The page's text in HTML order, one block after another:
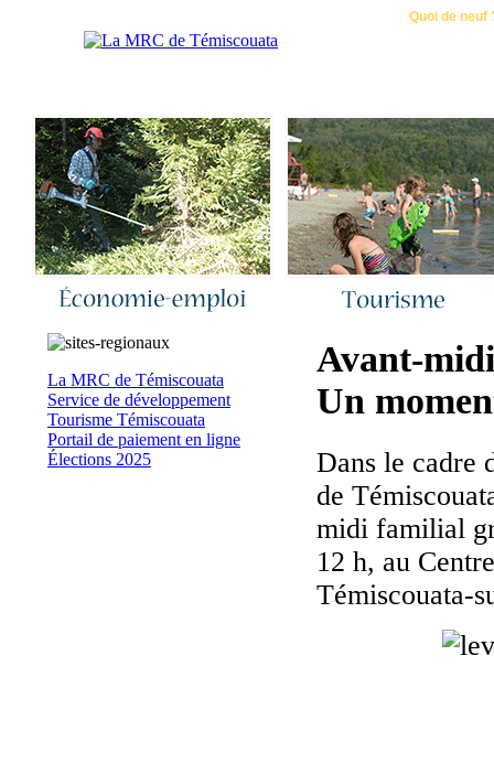
Quoi de neuf
La MRC de Témiscouata
Service de développement
Tourisme Témiscouata
Portail de paiement en ligne
Élections 2025
Avant-
Un
Dans le cadre
de
midi familial
12 h, au
Témiscouata-